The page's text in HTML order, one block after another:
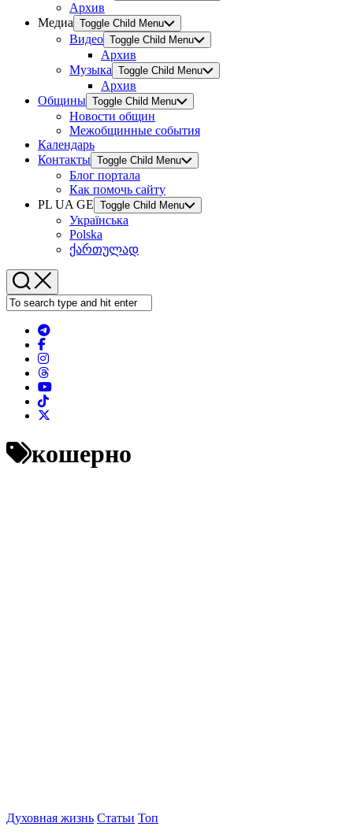
Архив
Медиа Toggle Child Menu
Видео Toggle Child Menu
Архив
Музыка Toggle Child Menu
Архив
Общины Toggle Child Menu
Новости общин
Межобщинные события
Календарь
Контакты Toggle Child Menu
Блог портала
Как помочь сайту
PL UA GE Toggle Child Menu
Українська
Polska
ქართულად
кошерно
Духовная жизнь Статьи Топ